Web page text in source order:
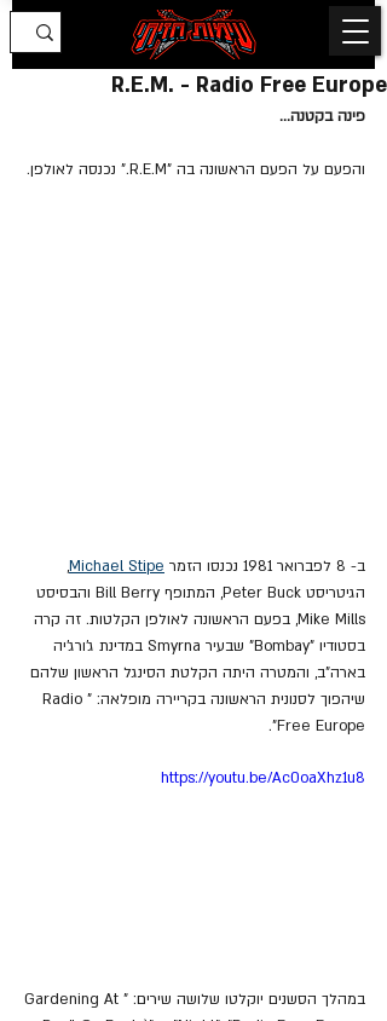
R.E.M. - Radio Free Europe
פינה בקטנה...
והפעם על הפעם הראשונה בה "R.E.M." נכנסה לאולפן.
ב- 8 לפברואר 1981 נכנסו הזמר Michael Stipe
,
הגיטריסט Peter Buck, המתופף Bill Berry והבסיסט
Mike Mills, בפעם הראשונה לאולפן הקלטות. זה קרה
בסטודיו "Bombay" שבעיר Smyrna במדינת ג'ורג'יה
בארה"ב, והמטרה היתה הקלטת הסינגל הראשון שלהם
שיהפוך לסנונית הראשונה בקריירה מופלאה: "Radio
Free Europe".
https://youtu.be/Ac0oaXhz1u8
במהלך הסשנים יוקלטו שלושה שירים: "Gardening At